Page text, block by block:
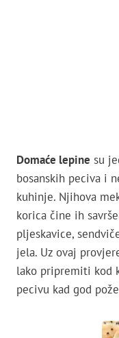
Domaće lepine su
bosanskih peciva i
kuhinje. Njihova
korica čine ih
pljeskavice,
jela. Uz ovaj
lako pripremiti kod
pecivu kad god